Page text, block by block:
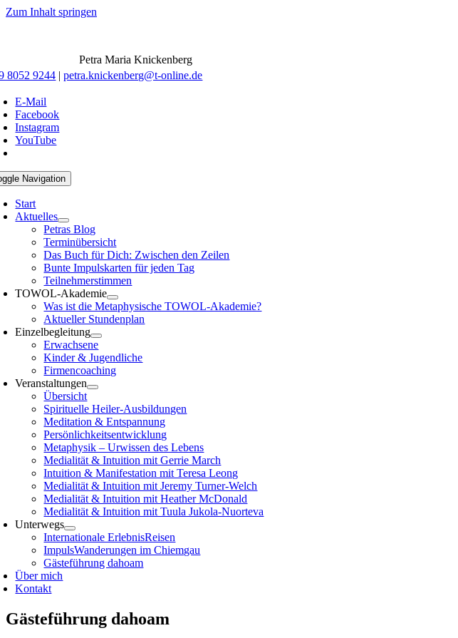
Zum Inhalt springen
Petra Maria Knickenberg
8052 9244 |petra.knickenberg@t-online.de
E-Mail
Facebook
Instagram
YouTube
Navigation
Start
Aktuelles
Petras Blog
Terminübersicht
Das Buch für Dich: Zwischen den Zeilen
Bunte Impulskarten für jeden Tag
Teilnehmerstimmen
TOWOL-Akademie
Was ist die Metaphysische TOWOL-Akademie?
Aktueller Stundenplan
Einzelbegleitung
Erwachsene
Kinder & Jugendliche
Firmencoaching
Veranstaltungen
Übersicht
Spirituelle Heiler-Ausbildungen
Meditation & Entspannung
Persönlichkeitsentwicklung
Metaphysik – Urwissen des Lebens
Medialität & Intuition mit Gerrie March
Intuition & Manifestation mit Teresa Leong
Medialität & Intuition mit Jeremy Turner-Welch
Medialität & Intuition mit Heather McDonald
Medialität & Intuition mit Tuula Jukola-Nuorteva
Unterwegs
Internationale ErlebnisReisen
ImpulsWanderungen im Chiemgau
Gästeführung dahoam
Über mich
Kontakt
Gästeführung dahoam